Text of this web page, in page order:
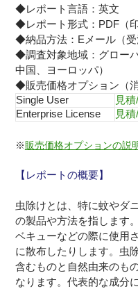
◆レポート言語：英文
◆レポート形式：PDF（印
◆納品方法：Eメール（受
◆調査対象地域：グロー
中国、ヨーロッパ）
◆販売価格オプション（消
Single User
見
Enterprise License
見
※販売価格オプションの説
【レポートの概要】
虫除けとは、特に蚊やダ
の製品や方法を指します
ベキューなどの際に使用
に散布したりします。虫
含むものと自然由来のも
なります。代表的な成分